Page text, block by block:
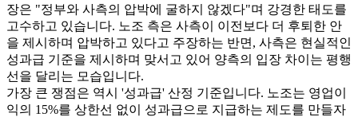
장은 "정부와 사측의 압박에 굴하지 않겠다"며 강경한 태도를
고수하고 있습니다. 노조 측은 사측이 이전보다 더 후퇴한 안
을 제시하며 압박하고 있다고 주장하는 반면, 사측은 현실적인
성과급 기준을 제시하며 맞서고 있어 양측의 입장 차이는 평행
선을 달리는 모습입니다.
가장 큰 쟁점은 역시 '성과급' 산정 기준입니다. 노조는 영업이
익의 15%를 상한선 없이 성과급으로 지급하는 제도를 만들자